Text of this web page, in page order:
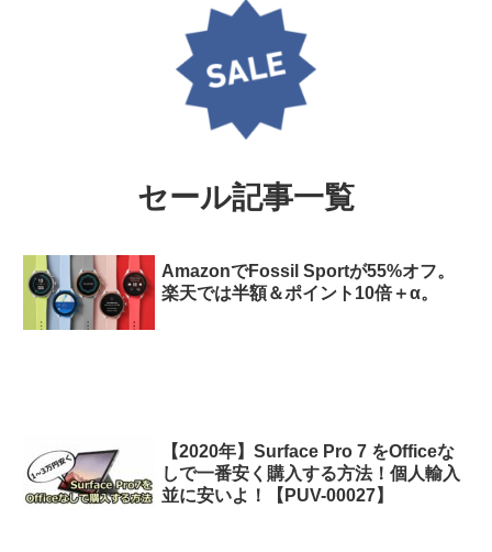
セール記事一覧
AmazonでFossil Sportが55%オフ。
楽天では半額＆ポイント10倍＋α。
【2020年】Surface Pro 7 をOfficeな
しで一番安く購入する方法！個人輸入
並に安いよ！【PUV-00027】